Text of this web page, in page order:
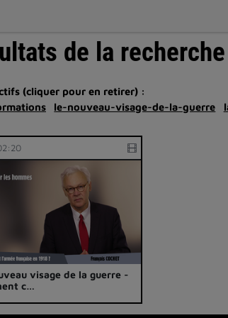
de la recherche
(cliquer pour en retirer) :
le-nouveau-visage-de-la-guerre
visage de la guerre -
c…